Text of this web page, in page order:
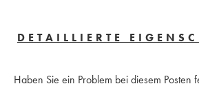
DETAILLIERTE
Haben Sie ein Problem bei diesem Posten